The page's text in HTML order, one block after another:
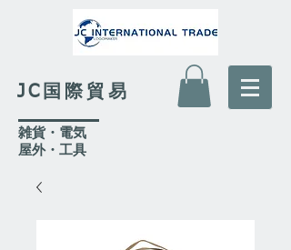
JC国際貿易
​雑貨・電気
​屋外・工具